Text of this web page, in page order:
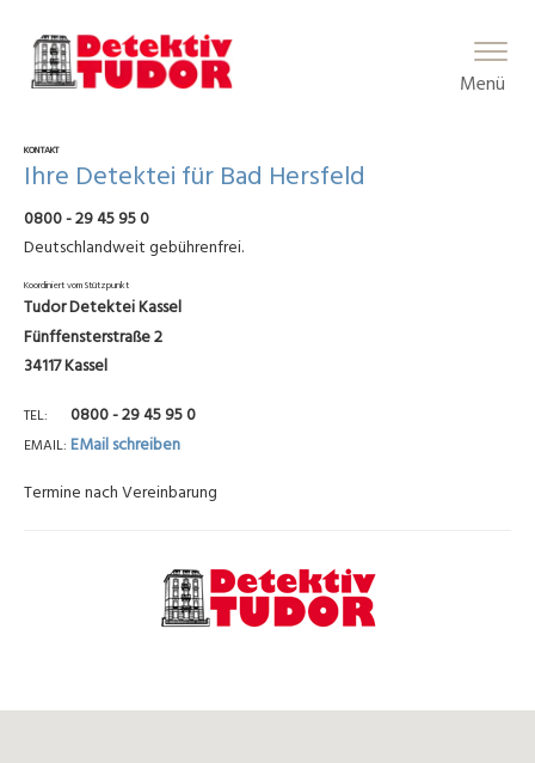
Main Menu
Menü
KONTAKT
Ihre Detektei für Bad Hersfeld
0800 - 29 45 95 0
Deutschlandweit gebührenfrei.
Koordiniert vom Stützpunkt
Tudor Detektei Kassel
Fünffensterstraße 2
34117 Kassel
TEL 0800 - 29 45 95 0
EMAIL EMail schreiben
Termine nach Vereinbarung